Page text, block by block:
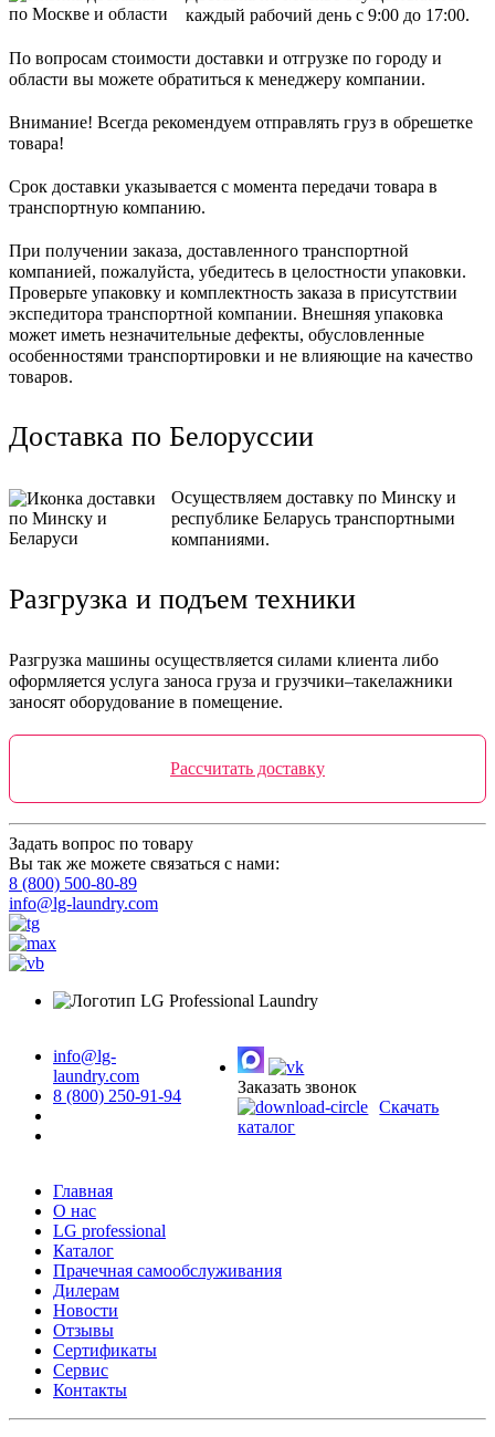
каждый рабочий день с 9:00 до 17:00.
По вопросам стоимости доставки и отгрузке по городу и
области вы можете обратиться к менеджеру компании.
Внимание! Всегда рекомендуем отправлять груз в обрешетке
товара!
Срок доставки указывается с момента передачи товара в
транспортную компанию.
При получении заказа, доставленного транспортной
компанией, пожалуйста, убедитесь в целостности упаковки.
Проверьте упаковку и комплектность заказа в присутствии
экспедитора транспортной компании. Внешняя упаковка
может иметь незначительные дефекты, обусловленные
особенностями транспортировки и не влияющие на качество
товаров.
Доставка по Белоруссии
Осуществляем доставку по Минску и
республике Беларусь транспортными
компаниями.
Разгрузка и подъем техники
Разгрузка машины осуществляется силами клиента либо
оформляется услуга заноса груза и грузчики–такелажники
заносят оборудование в помещение.
Рассчитать доставку
Задать вопрос по товару
Вы так же можете связаться с нами:
8 (800) 500-80-89
info@lg-laundry.com
info@lg-
laundry.com
8 (800) 250-91-94
Заказать звонок
Скачать
каталог
Главная
О нас
LG professional
Каталог
Прачечная самообслуживания
Дилерам
Новости
Отзывы
Сертификаты
Сервис
Контакты